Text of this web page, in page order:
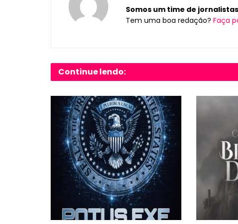
Somos um time de
Tem uma boa redação? Faça
Continue lendo: